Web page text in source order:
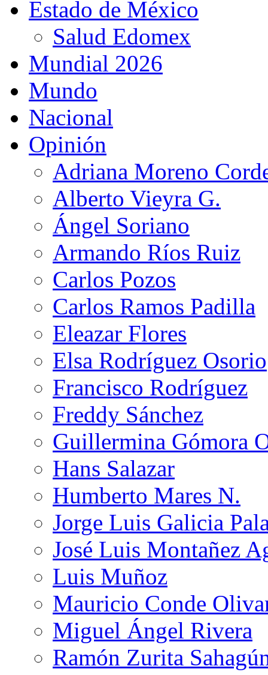
Estado de México
Salud Edomex
Mundial 2026
Mundo
Nacional
Opinión
Adriana Moreno
Alberto Vieyra G.
Ángel Soriano
Armando Ríos Ruiz
Carlos Pozos
Carlos Ramos Padilla
Eleazar Flores
Elsa Rodríguez Osorio
Francisco Rodríguez
Freddy Sánchez
Guillermina Gómora
Hans Salazar
Humberto Mares N.
Jorge Luis Galicia
José Luis Montañez
Luis Muñoz
Mauricio Conde
Miguel Ángel Rivera
Ramón Zurita